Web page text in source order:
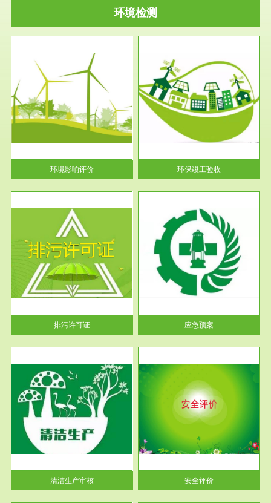
环境检测
环境影响评价
服务范围
环保竣工验收
根据《建设项目环境保护管理条
例》第十七条 编制环境影响报
告书、...
环保竣工验收
排污许可证
服务范围
应急预案
根据《中华人民共和国环境保护
法》第十九条 企业事业单位应
当按照...
应急预案
清洁生产审核
服务范围
安全评价
安全评价安全评价目的是查找、
分析和预测工程、系统、生产经
营活...
安全评价